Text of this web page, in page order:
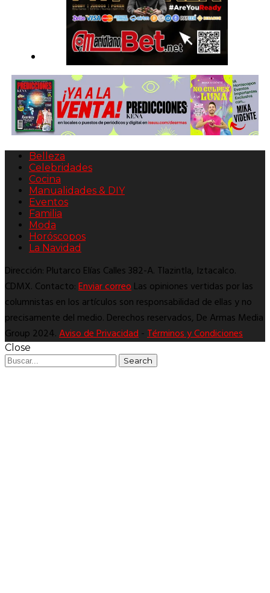
Belleza
Celebridades
Cocina
Manualidades & DIY
Eventos
Familia
Moda
Horóscopos
La Navidad
Dirección: Plutarco Elías Calles 382-A. Tlazintla, Iztacalco.
CDMX. Contacto:Enviar correoLas opiniones vertidas por las
columnistas en los artículos son responsabilidad de ellas y no
precisamente del medio. Derechos reservados, De Armas Media
Group 2024.Aviso de Privacidad-Términos y Condiciones
Close